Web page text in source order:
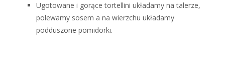
Ugotowane i gorące tortellini układamy na talerze,
polewamy sosem a na wierzchu układamy
podduszone pomidorki.